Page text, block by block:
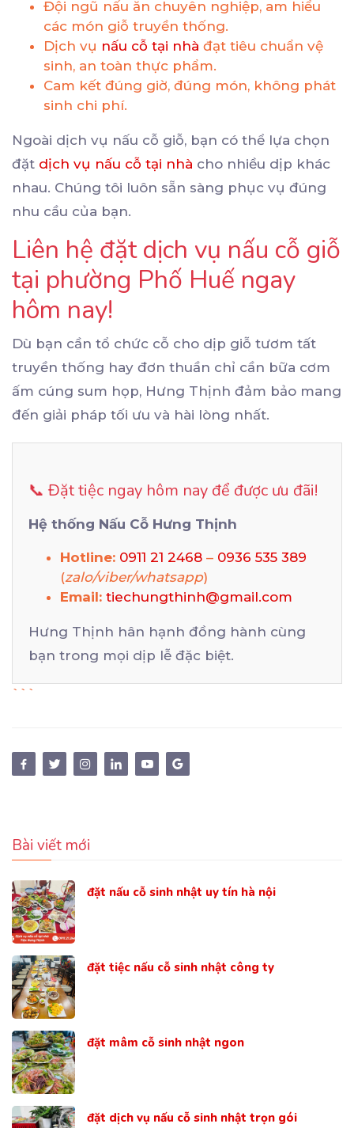
Đội ngũ nấu ăn chuyên nghiệp, am hiểu
các món giỗ truyền thống.
Dịch vụ nấu cỗ tại nhà đạt tiêu chuẩn vệ
sinh, an toàn thực phẩm.
Cam kết đúng giờ, đúng món, không phát
sinh chi phí.
Ngoài dịch vụ nấu cỗ giỗ, bạn có thể lựa chọn
đặt dịch vụ nấu cỗ tại nhà cho nhiều dịp khác
nhau. Chúng tôi luôn sẵn sàng phục vụ đúng
nhu cầu của bạn.
Liên hệ đặt dịch vụ nấu cỗ giỗ
tại phường Phố Huế ngay
hôm nay!
Dù bạn cần tổ chức cỗ cho dịp giỗ tươm tất
truyền thống hay đơn thuần chỉ cần bữa cơm
ấm cúng sum họp, Hưng Thịnh đảm bảo mang
đến giải pháp tối ưu và hài lòng nhất.
📞 Đặt tiệc ngay hôm nay để được ưu đãi!
Hệ thống Nấu Cỗ Hưng Thịnh
Hotline: 0911 21 2468 – 0936 535 389
(zalo/viber/whatsapp)
Email: tiechungthinh@gmail.com
Hưng Thịnh hân hạnh đồng hành cùng
bạn trong mọi dịp lễ đặc biệt.
```
Bài viết mới
đặt nấu cỗ sinh nhật uy tín hà nội
đặt tiệc nấu cỗ sinh nhật công ty
đặt mâm cỗ sinh nhật ngon
đặt dịch vụ nấu cỗ sinh nhật trọn gói